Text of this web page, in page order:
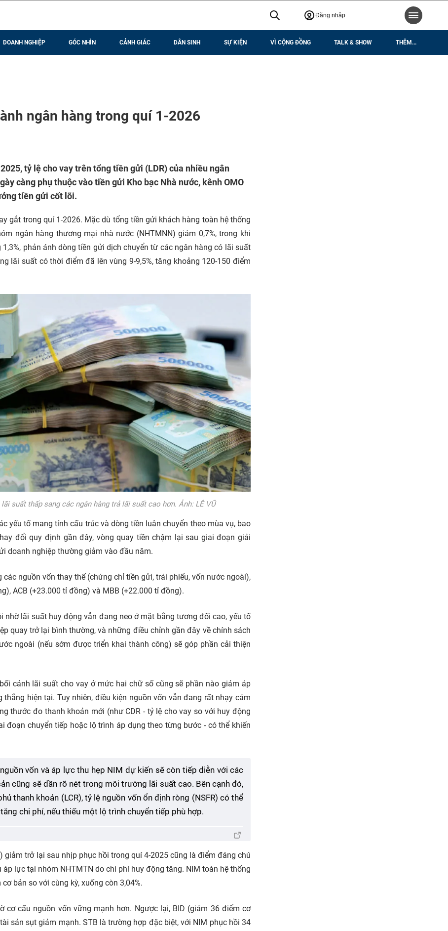
Đăng nhập
DOANH NGHIỆP GÓC NHÌN CẢNH GIÁC DÂN SINH SỰ KIỆN VÌ CỘNG ĐỒNG TALK & SHOW THÊM...
ngân hàng trong quí 1-2026
tỷ lệ cho vay trên tổng tiền gửi (LDR) của nhiều ngân
càng phụ thuộc vào tiền gửi Kho bạc Nhà nước, kênh OMO
tiền gửi cốt lõi.
gắt trong quí 1-2026. Mặc dù tổng tiền gửi khách hàng toàn hệ thống
ngân hàng thương mại nhà nước (NHTMNN) giảm 0,7%, trong khi
phản ánh dòng tiền gửi dịch chuyển từ các ngân hàng có lãi suất
lãi suất có thời điểm đã lên vùng 9-9,5%, tăng khoảng 120-150 điểm
suất thấp sang các ngân hàng trả lãi suất cao hơn. Ảnh: LÊ VŨ
yếu tố mang tính cấu trúc và dòng tiền luân chuyển theo mùa vụ, bao
đổi quy định gần đây, vòng quay tiền chậm lại sau giai đoạn giải
doanh nghiệp thường giảm vào đầu năm.
nguồn vốn thay thế (chứng chỉ tiền gửi, trái phiếu, vốn nước ngoài),
ACB (+23.000 tỉ đồng) và MBB (+22.000 tỉ đồng).
lãi suất huy động vẫn đang neo ở mặt bằng tương đối cao, yếu tố
quay trở lại bình thường, và những điều chỉnh gần đây về chính sách
ngoài (nếu sớm được triển khai thành công) sẽ góp phần cải thiện
cảnh lãi suất cho vay ở mức hai chữ số cũng sẽ phần nào giảm áp
hiện tại. Tuy nhiên, điều kiện nguồn vốn vẫn đang rất nhạy cảm
thước đo thanh khoản mới (như CDR - tỷ lệ cho vay so với huy động
chuyển tiếp hoặc lộ trình áp dụng theo từng bước - có thể khiến
vốn và áp lực thu hẹp NIM dự kiến sẽ còn tiếp diễn với các
cũng sẽ dần rõ nét trong môi trường lãi suất cao. Bên cạnh đó,
thanh khoản (LCR), tỷ lệ nguồn vốn ổn định ròng (NSFR) có thể
chi phí, nếu thiếu một lộ trình chuyển tiếp phù hợp.
giảm trở lại sau nhịp phục hồi trong quí 4-2025 cũng là điểm đáng chú
lực tại nhóm NHTMTN do chi phí huy động tăng. NIM toàn hệ thống
bản so với cùng kỳ, xuống còn 3,04%.
cơ cấu nguồn vốn vững mạnh hơn. Ngược lại, BID (giảm 36 điểm cơ
sản sụt giảm mạnh. STB là trường hợp đặc biệt, với NIM phục hồi 34